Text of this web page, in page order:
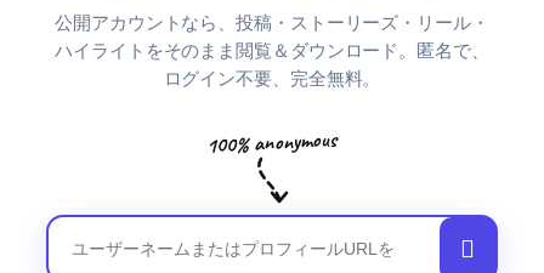
公開アカウントなら、投稿・ストーリーズ・リール・
ハイライトをそのまま閲覧＆ダウンロード。匿名で、
ログイン不要、完全無料。
100% anonymous